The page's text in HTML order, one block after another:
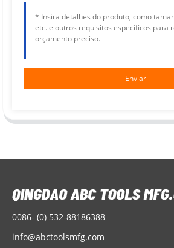
Enviar
0086- (0) 532-88186388
info@abctoolsmfg.com